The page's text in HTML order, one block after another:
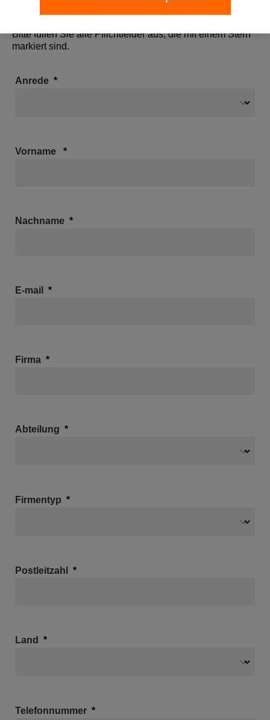
Bitte füllen Sie alle Pflichtfelder aus, die mit einem Stern
markiert sind.
Anrede
Vorname
Nachname
E-mail
Firma
Abteilung
Firmentyp
Postleitzahl
Land
Telefonnummer